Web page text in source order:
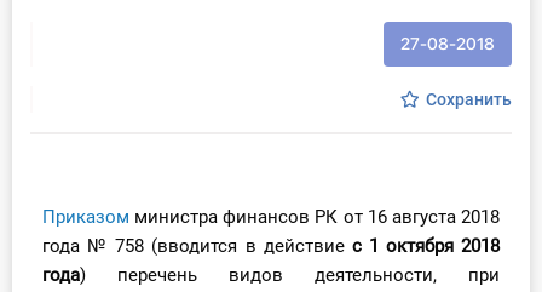
Вебинары
Справочник бухгалтера
27-08-2018
Сохранить
Приказом министра финансов РК от 16 августа 2018
года № 758 (вводится в действие с 1 октября 2018
года) перечень видов деятельности, при